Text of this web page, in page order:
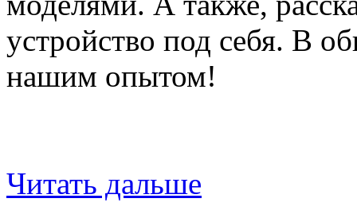
устройство под себя. В
нашим опытом!
Читать дальше